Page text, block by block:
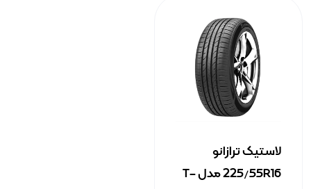
لاستیک ترازانو
225/55R16 مدل T-